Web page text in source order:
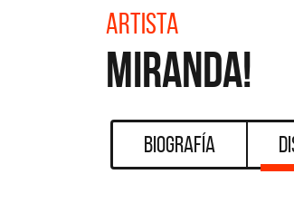
Artista
Miranda!
Biografía